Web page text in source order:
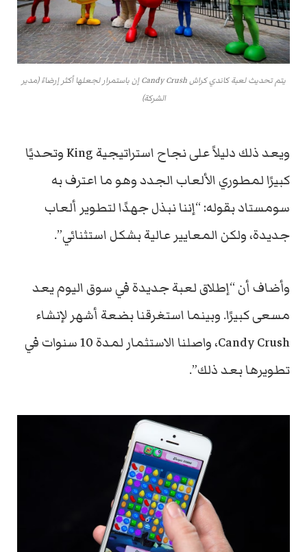
يتم تحديث لعبة كاندي كراش Candy Crush إن باستمرار لجعلها أكثر إرضاءً (مدير
الشركة)
ويعد ذلك دليلاً على نجاح استراتيجية King وتحديًا
كبيرًا لمطوري الألعاب الجدد وهو ما اعترف به
سومستاد بقوله: “إننا نبذل جهدًا لتطوير ألعاب
جديدة، ولكن المعايير عالية بشكل استثنائي”.
وأضاف أن “إطلاق لعبة جديدة في سوق اليوم يعد
مسعى كبيرًا. وبينما استغرقنا بضعة أشهر لإنشاء
Candy Crush، واصلنا الاستثمار لمدة 10 سنوات في
تطويرها بعد ذلك”.